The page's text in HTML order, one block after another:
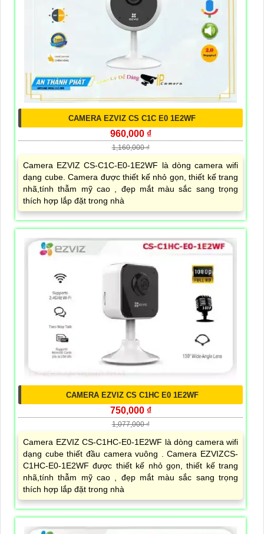
CAMERA EZVIZ CS C1C E0 1E2WF
960,000 ₫
1,160,000 ₫
Camera EZVIZ CS-C1C-E0-1E2WF là dòng camera wifi
dạng cube. Camera được thiết kế nhỏ gọn, thiết kế trang
nhã,tính thẫm mỹ cao , đẹp mắt màu sắc sang trọng
thích hợp lắp đặt trong nhà
CAMERA EZVIZ CS C1HC E0 1E2WF
750,000 ₫
1,077,000 ₫
Camera EZVIZ CS-C1HC-E0-1E2WF là dòng camera wifi
dạng cube thiết đầu camera vuông . Camera EZVIZCS-
C1HC-E0-1E2WF được thiết kế nhỏ gọn, thiết kế trang
nhã,tính thẫm mỹ cao , đẹp mắt màu sắc sang trọng
thích hợp lắp đặt trong nhà